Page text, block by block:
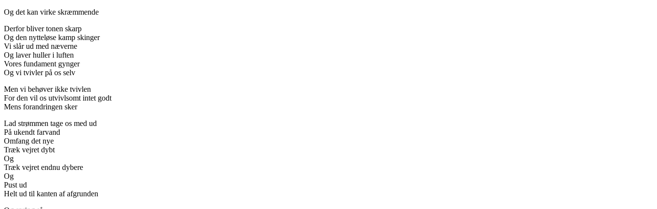
Og det kan virke skræmmende
Derfor bliver tonen skarp
Og den nytteløse kamp skinger
Vi slår ud med næverne
Og laver huller i luften
Vores fundament gynger
Og vi tvivler på os selv
Men vi behøver ikke tvivlen
For den vil os utvivlsomt intet godt
Mens forandringen sker
Lad strømmen tage os med ud
På ukendt farvand
Omfang det nye
Træk vejret dybt
Og
Træk vejret endnu dybere
Og
Pust ud
Helt ud til kanten af afgrunden